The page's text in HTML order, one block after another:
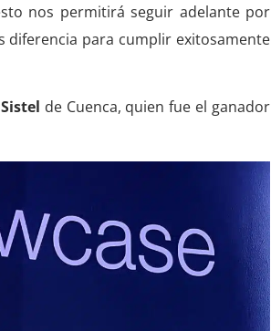
nos permitirá seguir adelante por
diferencia para cumplir exitosamente
Sistel de Cuenca, quien fue el ganador